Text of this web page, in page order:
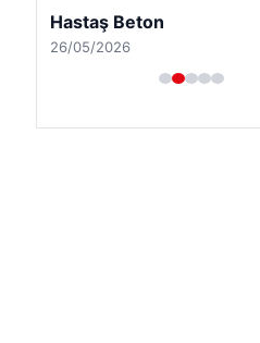
Hastaş Beton
26/05/2026